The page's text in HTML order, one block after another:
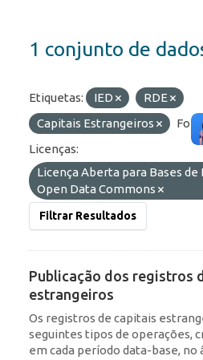
1 conjunto de
Etiquetas: IED
RDE
Capitais Estrangeiros
Licenças:
Licença Aberta para Bases de
Open Data Commons
Filtrar Resultados
Publicação dos registros
estrangeiros
Os registros de capitais
seguintes tipos de operações,
em cada período data-base,